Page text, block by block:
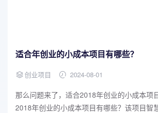
适合年创业的小成本项目有哪些？
创业项目 2024-08-01
那么问题来了，适合2018年创业的小成本项
2018年创业的小成本项目有哪些？该项目智